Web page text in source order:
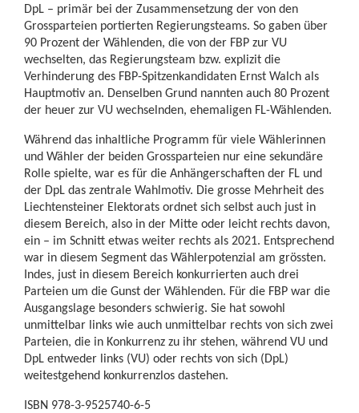
DpL – primär bei der Zusammensetzung der von den
Grossparteien portierten Regierungsteams. So gaben über
90 Prozent der Wählenden, die von der FBP zur VU
wechselten, das Regierungsteam bzw. explizit die
Verhinderung des FBP-Spitzenkandidaten Ernst Walch als
Hauptmotiv an. Denselben Grund nannten auch 80 Prozent
der heuer zur VU wechselnden, ehemaligen FL-Wählenden.
Während das inhaltliche Programm für viele Wählerinnen
und Wähler der beiden Grossparteien nur eine sekundäre
Rolle spielte, war es für die Anhängerschaften der FL und
der DpL das zentrale Wahlmotiv. Die grosse Mehrheit des
Liechtensteiner Elektorats ordnet sich selbst auch just in
diesem Bereich, also in der Mitte oder leicht rechts davon,
ein – im Schnitt etwas weiter rechts als 2021. Entsprechend
war in diesem Segment das Wählerpotenzial am grössten.
Indes, just in diesem Bereich konkurrierten auch drei
Parteien um die Gunst der Wählenden. Für die FBP war die
Ausgangslage besonders schwierig. Sie hat sowohl
unmittelbar links wie auch unmittelbar rechts von sich zwei
Parteien, die in Konkurrenz zu ihr stehen, während VU und
DpL entweder links (VU) oder rechts von sich (DpL)
weitestgehend konkurrenzlos dastehen.
ISBN 978-3-9525740-6-5